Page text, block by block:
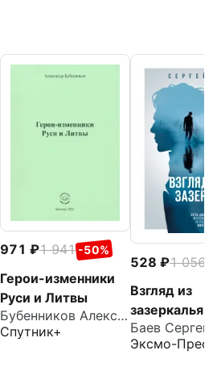
971 1 941 -50%
Герои-изменники
Руси и Литвы
Бубенников Александр Николаевич
Спутник+
528 1 056
Взгляд из
зазеркалья
Эксмо-Пресс